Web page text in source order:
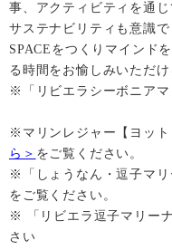
事、アクティビティを通
サステナビリティも意識
SPACEをつくりマインド
る時間をお愉しみいただけ
※「リビエラシーボニアマ
※マリンレジャー【ヨット
ら＞ をご覧ください。
※「しょうなん・逗子マリ
をご覧ください。
※ 「リビエラ逗子マリーナ
さい